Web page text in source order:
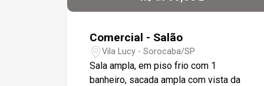
Comercial - Salão
Vila Lucy - Sorocaba/SP
Sala ampla, em piso frio com 1
banheiro, sacada ampla com vista da